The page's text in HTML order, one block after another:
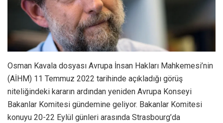
Osman Kavala dosyası Avrupa İnsan Hakları Mahkemesi’nin
(AİHM) 11 Temmuz 2022 tarihinde açıkladığı görüş
niteliğindeki kararın ardından yeniden Avrupa Konseyi
Bakanlar Komitesi gündemine geliyor. Bakanlar Komitesi
konuyu 20-22 Eylül günleri arasında Strasbourg’da